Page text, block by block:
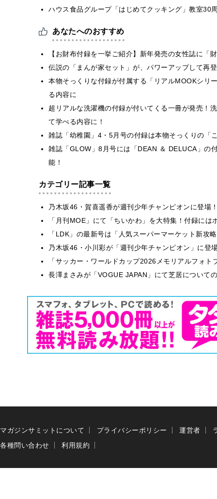
ハウス食品グループ「はじめてクッキング」教室
あなたへのおすすめ
【お財布付録を一挙ご紹介】新年発売の女性誌に「
伝説の「まんが家セット」が、パワーアップして再
本物そっくりな付録が付属する「リアルMOOKシリ
る内容に
超リアルな洗濯機の付録が付いてくる一冊が発売！
て学べる内容に！
雑誌「幼稚園」4・5月号の付録は本物そっくりの「
雑誌「GLOW」8月号には「DEAN ＆ DELUCA」の
能！
カテゴリー記事一覧
乃木坂46・賀喜遥香が週刊少年チャンピオンに登
「月刊MOE」にて「ちいかわ」を大特集！付録に
「LDK」の最新号は「人気スーパーマーケット新
乃木坂46・小川彩が「週刊少年チャンピオン」に
「サッカー・ワールドカップ2026メモリアルフォ
長澤まさみが「VOGUE JAPAN」にて芝居について
マガジンサミットについて プライバシーポリシー 運営者
各種問い合わせ
利用規約